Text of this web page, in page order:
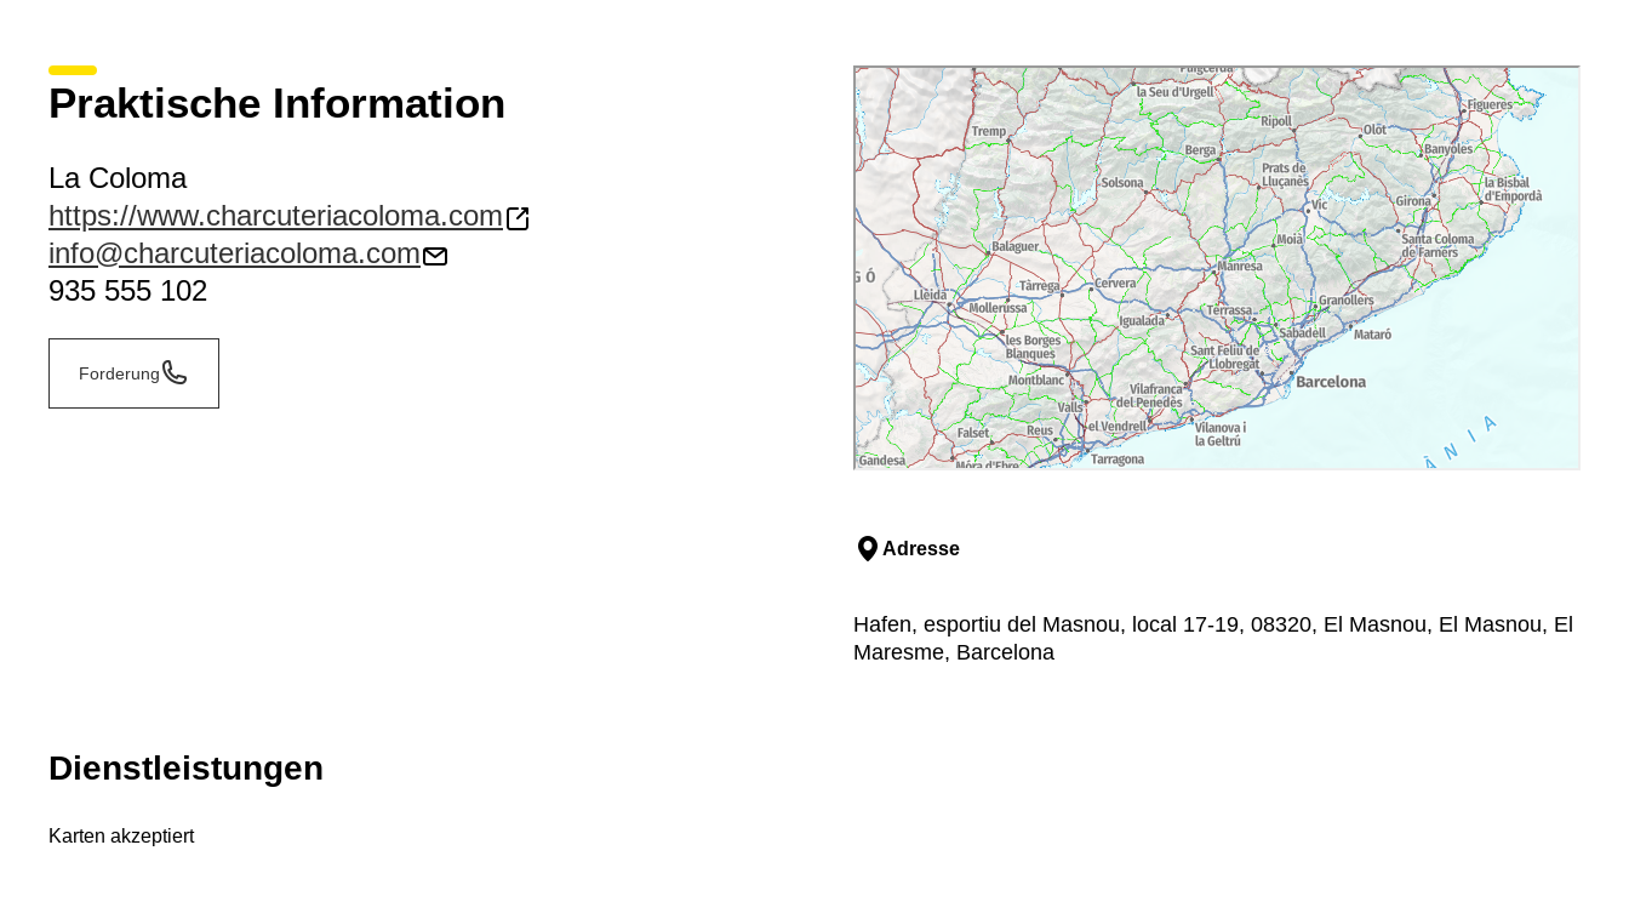
Praktische Information
La Coloma
https://www.charcuteriacoloma.com
info@charcuteriacoloma.com
935 555 102
Forderung
Adresse
Hafen, esportiu del Masnou, local 17-19, 08320, El Masnou, El Masnou, El
Maresme, Barcelona
Dienstleistungen
Karten akzeptiert